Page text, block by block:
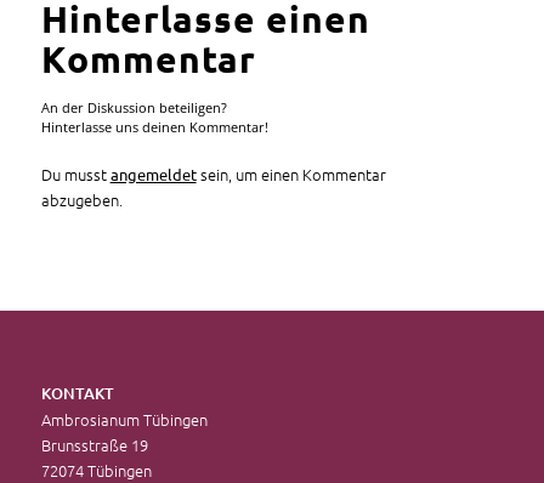
Hinterlasse einen
Kommentar
An der Diskussion beteiligen?
Hinterlasse uns deinen Kommentar!
Du musstangemeldetsein, um einen Kommentar
abzugeben.
KONTAKT
Ambrosianum Tübingen
Brunsstraße 19
72074 Tübingen